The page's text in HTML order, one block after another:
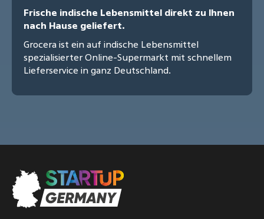
Frische indische Lebensmittel direkt zu Ihnen
nach Hause geliefert.
Grocera ist ein auf indische Lebensmittel
spezialisierter Online-Supermarkt mit schnellem
Lieferservice in ganz Deutschland.